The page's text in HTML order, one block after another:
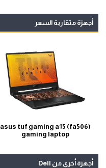
أجهزة متقاربة السعر
asus tuf gaming a15 (fa506)
gaming laptop
أجهزة أخرى من Dell